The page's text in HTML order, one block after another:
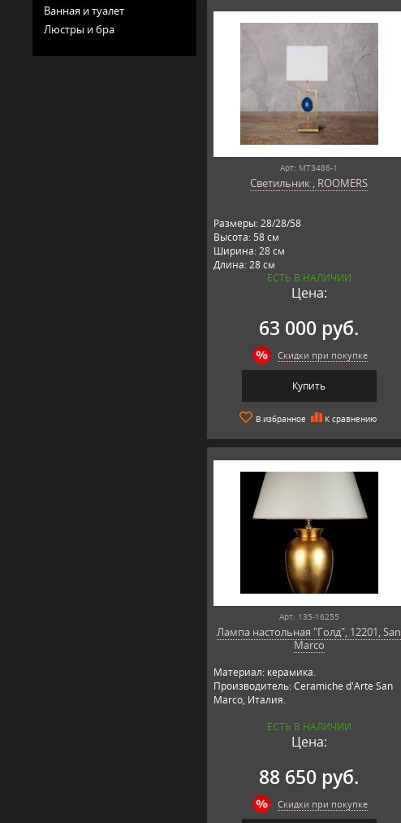
Ванная и туалет
Люстры и бра
Арт: MT3486-1
Светильник , ROOMERS
Размеры: 28/28/58
Высота: 58 см
Ширина: 28 см
Длина: 28 см
Материал: металл, текстиль
Производитель: ROOMERS,
ЕСТЬ В НАЛИЧИИ
Цена:
63 000 руб.
Скидки при покупке
Купить
В избранное К сравнению
Арт: 135-16255
Лампа настольная "Голд", 12201, San
Marco
Материал: керамика.
Производитель: Ceramiche d'Arte San
Marco, Италия.
ЕСТЬ В НАЛИЧИИ
Цена:
88 650 руб.
Скидки при покупке